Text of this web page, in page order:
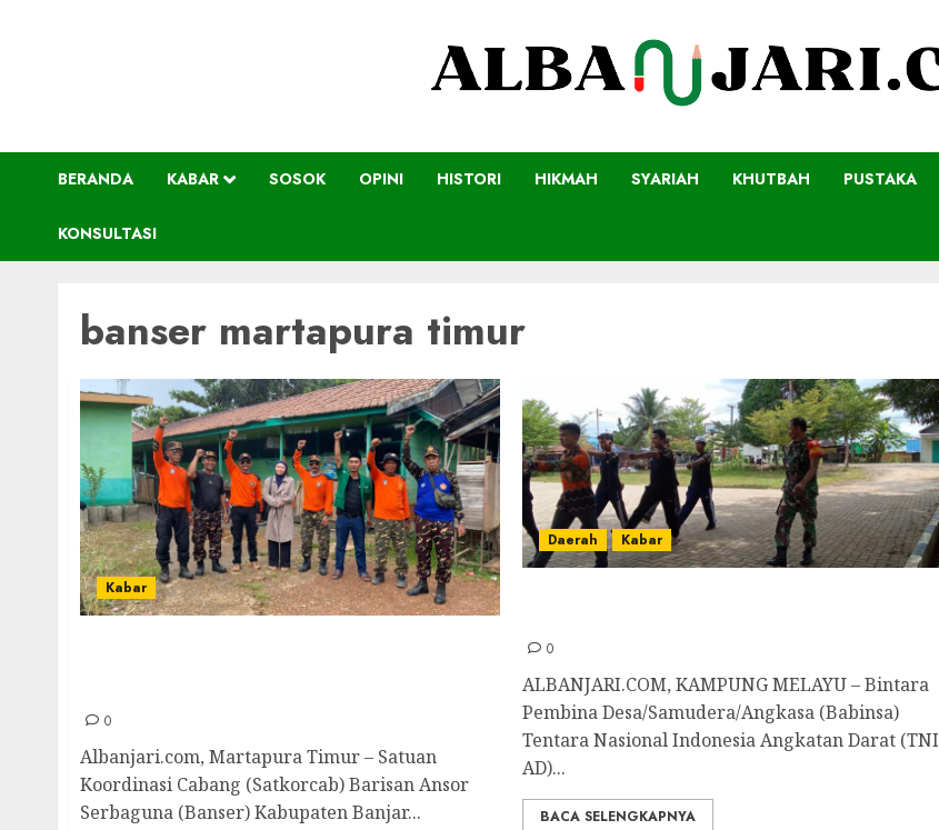
BERANDA KABAR SOSOK OPINI HISTORI HIKMAH SYARIAH KHUTBAH PUSTAKA
KONSULTASI
banser martapura timur
Kabar
0
Albanjari.com, Martapura Timur – Satuan
Koordinasi Cabang (Satkorcab) Barisan Ansor
Serbaguna (Banser) Kabupaten Banjar...
Daerah Kabar
0
ALBANJARI.COM, KAMPUNG MELAYU – Bintara
Pembina Desa/Samudera/Angkasa (Babinsa)
Tentara Nasional Indonesia Angkatan Darat (TNI
AD)...
BACA SELENGKAPNYA